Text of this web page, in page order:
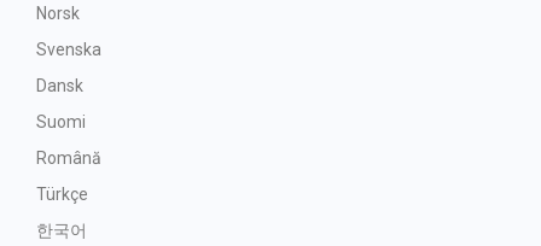
Norsk
Svenska
Dansk
Suomi
Română
Türkçe
한국어